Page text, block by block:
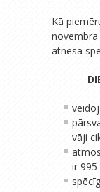
Kā
atnesa
vāji
ir